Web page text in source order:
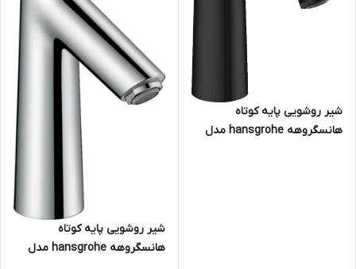
شیر روشویی پایه کوتاه
هانسگروهه hansgrohe مدل
شیر روشویی پایه کوتاه
هانسگروهه hansgrohe مدل